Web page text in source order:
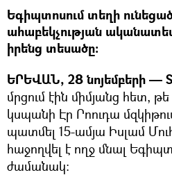
Եգիպտոսում տեղի
ահաբեկչության
իրենց տեսածը։
ԵՐԵՎԱՆ, 28 նոյեմբերի —
մրցում էին միմյանց հետ,
կսպանի Էր Րոուդա
պատմել 15-ամյա Իսլամ
հաջողվել է ողջ մնալ
ժամանակ։